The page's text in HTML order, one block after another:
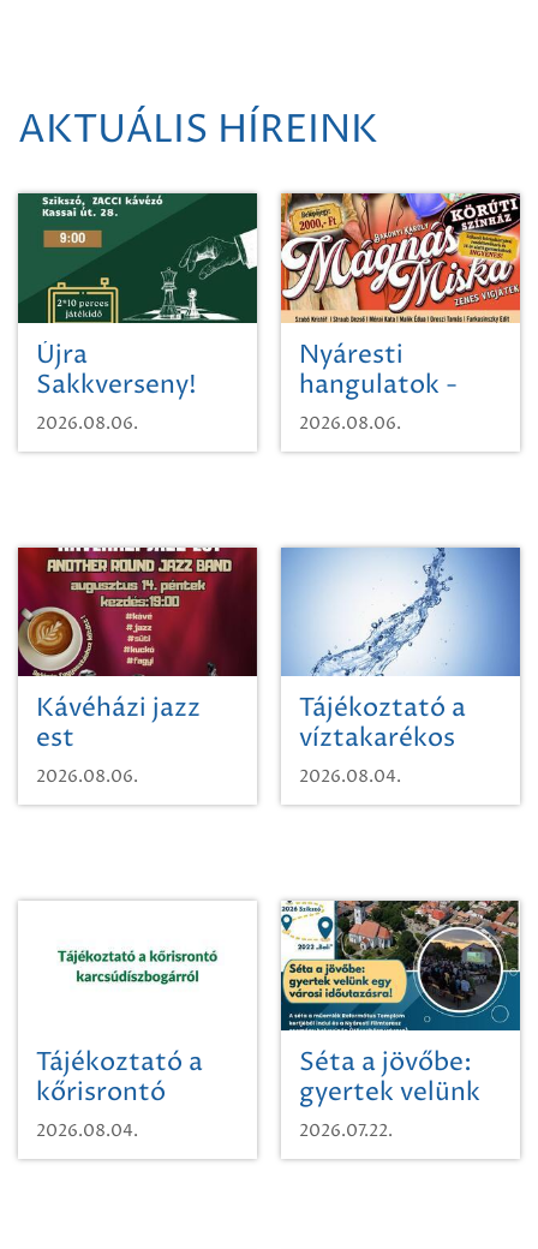
AKTUÁLIS HÍREINK
Újra
Sakkverseny!
2026.08.06.
Nyáresti
hangulatok -
Mágnás Miska
2026.08.06.
Kávéházi jazz
est
2026.08.06.
Tájékoztató a
víztakarékos
vízhasználatról
2026.08.04.
Tájékoztató a
kőrisrontó
karcsúdíszbogárról
2026.08.04.
Séta a jövőbe:
gyertek velünk
egy városi
időutazásra!
2026.07.22.